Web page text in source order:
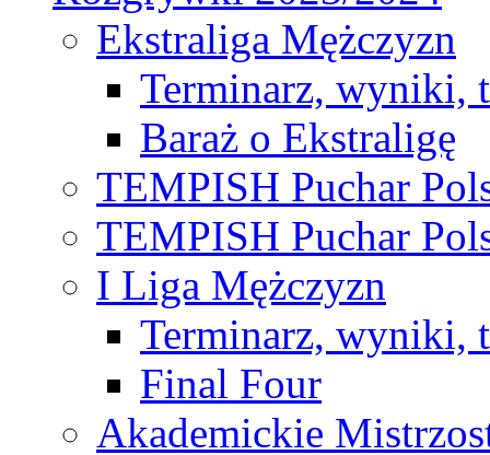
Ekstraliga Mężczyzn
Terminarz, wyniki,
Baraż o Ekstraligę
TEMPISH Puchar
TEMPISH Puchar
I Liga Mężczyzn
Terminarz, wyniki,
Final Four
Akademickie